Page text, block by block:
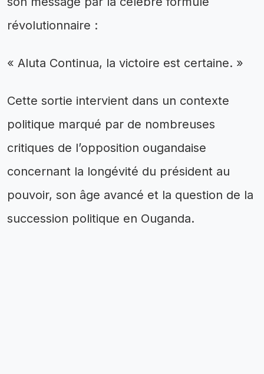
révolutionnaire :
« Aluta Continua, la victoire est certaine. »
Cette sortie intervient dans un contexte
politique marqué par de nombreuses
critiques de l’opposition ougandaise
concernant la longévité du président au
pouvoir, son âge avancé et la question de la
succession politique en Ouganda.